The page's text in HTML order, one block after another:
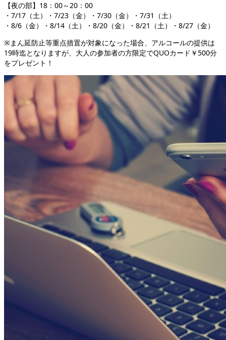
【夜の部】18：00～20：00
・7/17（土）・7/23（金）・7/30（金）・7/31（土）
・8/6（金）・8/14（土）・8/20（金）・8/21（土）・8/27（金）
※まん延防止等重点措置が対象になった場合、アルコールの提供は
19時迄となりますが、大人の参加者の方限定でQUOカード￥500分
をプレゼント！